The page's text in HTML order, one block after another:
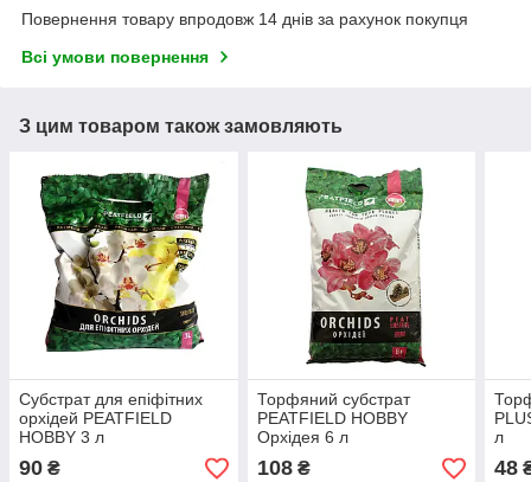
Повернення товару впродовж 14 днів за рахунок покупця
Всі умови повернення
З цим товаром також замовляють
Субстрат для епіфітних
орхідей PEATFIELD
HOBBY 3 л
90 ₴
Торфяний субстрат
PEATFIELD HOBBY
Орхідея 6 л
108₴
л
48